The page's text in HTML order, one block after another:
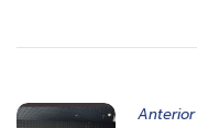
Anterior